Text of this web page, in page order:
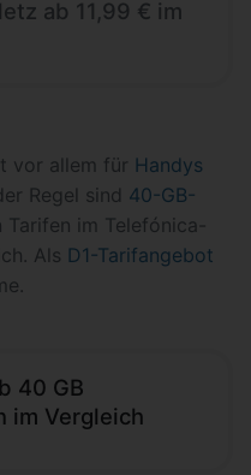
ab 11,99 € im
vor allem für Handys
Regel sind 40-GB-
im Telefónica-
Als D1-Tarifangebot
40 GB
im Vergleich